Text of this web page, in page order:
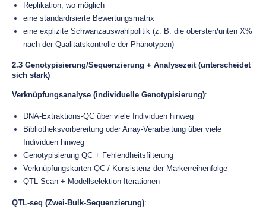
Replikation, wo möglich
eine standardisierte Bewertungsmatrix
eine explizite Schwanzauswahlpolitik (z. B. die obersten/unten X%
nach der Qualitätskontrolle der Phänotypen)
2.3 Genotypisierung/Sequenzierung + Analysezeit (unterscheidet
sich stark)
Verknüpfungsanalyse (individuelle Genotypisierung):
DNA-Extraktions-QC über viele Individuen hinweg
Bibliotheksvorbereitung oder Array-Verarbeitung über viele
Individuen hinweg
Genotypisierung QC + Fehlendheitsfilterung
Verknüpfungskarten-QC / Konsistenz der Markerreihenfolge
QTL-Scan + Modellselektion-Iterationen
QTL-seq (Zwei-Bulk-Sequenzierung):